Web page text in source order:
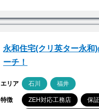
永和住宅(クリ英ター永和
ーチ！
エリア 石川 福井
特徴 ZEH対応工務店 保